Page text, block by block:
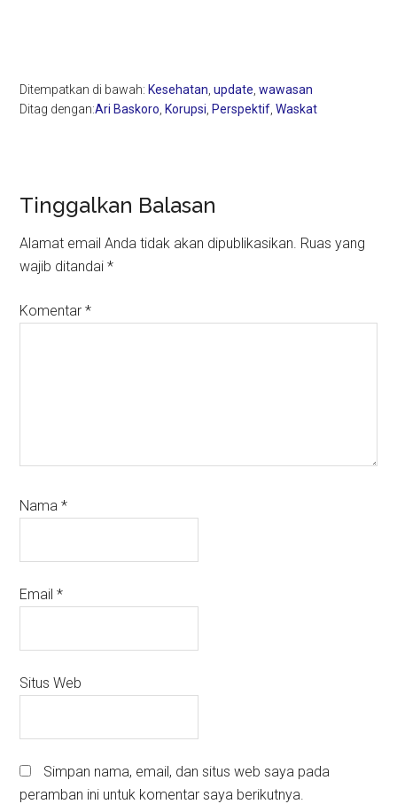
Ditempatkan di bawah: Kesehatan ,update ,wawasan
Ditag dengan:Ari Baskoro Korupsi Perspektif ,Waskat
Reader
Interactions
Tinggalkan Balasan
Alamat email Anda tidak akan dipublikasikan. Ruas yang
wajib ditandai*
Komentar*
Nama*
Email*
Situs Web
Simpan nama, email, dan situs web saya pada
peramban ini untuk komentar saya berikutnya.